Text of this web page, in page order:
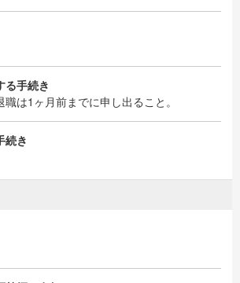
る手続き
は1ヶ月前までに申し出ること。
続き